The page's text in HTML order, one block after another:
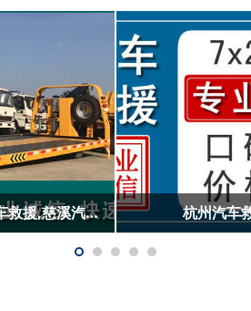
青田汽车救援怎么收费?附近汽车救援